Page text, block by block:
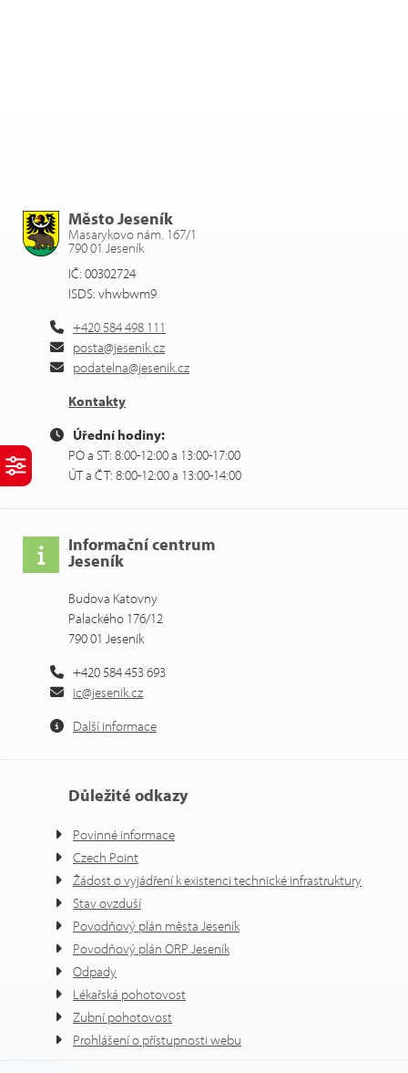
Město Jeseník
Masarykovo nám. 167/1
790 01 Jeseník
IČ: 00302724
ISDS: vhwbwm9
+420 584 498 111
posta@jesenik.cz
podatelna@jesenik.cz
Kontakty
Úřední hodiny:
PO a ST: 8:00-12:00 a 13:00-17:00
ÚT a ČT: 8:00-12:00 a 13:00-14:00
Informační centrum
Jeseník
Budova Katovny
Palackého 176/12
790 01 Jeseník
+420 584 453 693
ic@jesenik.cz
Další informace
Důležité odkazy
Povinné informace
Czech Point
Žádost o vyjádření k existenci technické infrastruktury
Stav ovzduší
Povodňový plán města Jeseník
Povodňový plán ORP Jeseník
Odpady
Lékařská pohotovost
Zubní pohotovost
Prohlášení o přístupnosti webu